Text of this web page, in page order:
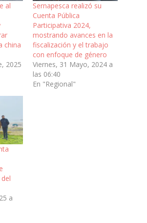
al
china
2025
Sernapesca realizó su
Cuenta Pública
Participativa 2024,
mostrando avances en la
fiscalización y el trabajo
con enfoque de género
Viernes, 31 Mayo, 2024 a
las 06:40
En "Regional"
a